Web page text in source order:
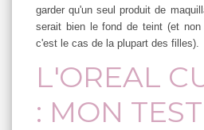
garder qu'un seul produit de
serait bien le fond de teint (et
c'est le cas de la plupart des filles).
L'OREAL
: MON TEST